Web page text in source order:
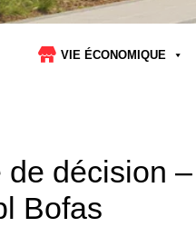
VIE ÉCONOMIQUE
décision
Bofas